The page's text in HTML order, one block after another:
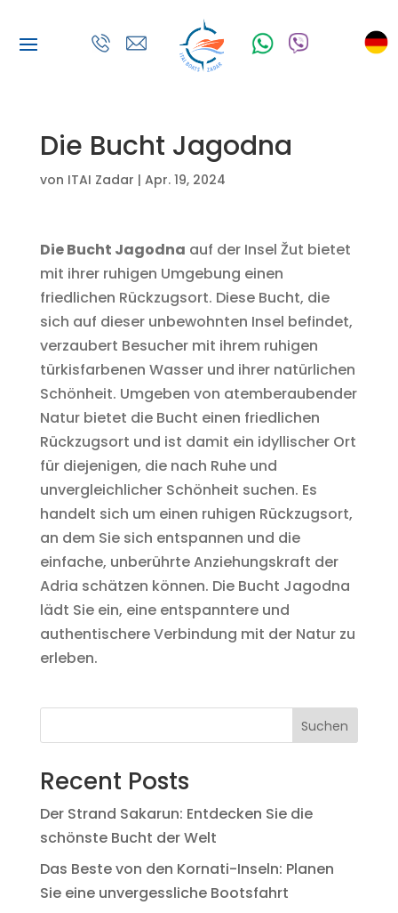
Die Bucht Jagodna
von ITAI Zadar | Apr. 19, 2024
Die Bucht Jagodna auf der Insel Žut bietet
mit ihrer ruhigen Umgebung einen
friedlichen Rückzugsort. Diese Bucht, die
sich auf dieser unbewohnten Insel befindet,
verzaubert Besucher mit ihrem ruhigen
türkisfarbenen Wasser und ihrer natürlichen
Schönheit. Umgeben von atemberaubender
Natur bietet die Bucht einen friedlichen
Rückzugsort und ist damit ein idyllischer Ort
für diejenigen, die nach Ruhe und
unvergleichlicher Schönheit suchen. Es
handelt sich um einen ruhigen Rückzugsort,
an dem Sie sich entspannen und die
einfache, unberührte Anziehungskraft der
Adria schätzen können. Die Bucht Jagodna
lädt Sie ein, eine entspanntere und
authentischere Verbindung mit der Natur zu
erleben.
Suchen
Recent Posts
Der Strand Sakarun: Entdecken Sie die
schönste Bucht der Welt
Das Beste von den Kornati-Inseln: Planen
Sie eine unvergessliche Bootsfahrt